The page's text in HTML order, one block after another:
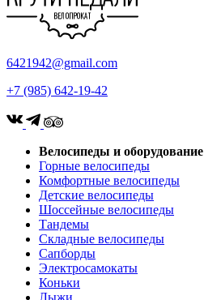
6421942@gmail.com
+7 (985) 642-19-42
Велосипеды и оборудование
Горные велосипеды
Комфортные велосипеды
Детские велосипеды
Шоссейные велосипеды
Тандемы
Складные велосипеды
Сапборды
Электросамокаты
Коньки
Лыжи